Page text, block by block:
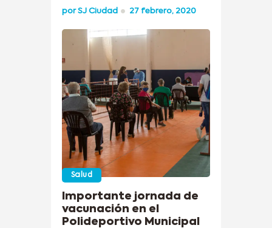
porSJ Ciudad 27 febrero, 2020
Salud
Importante jornada de
vacunación en el
Polideportivo Municipal